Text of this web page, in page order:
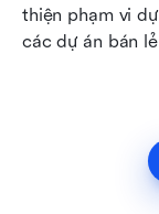
thiện phạm vi
các dự án bán